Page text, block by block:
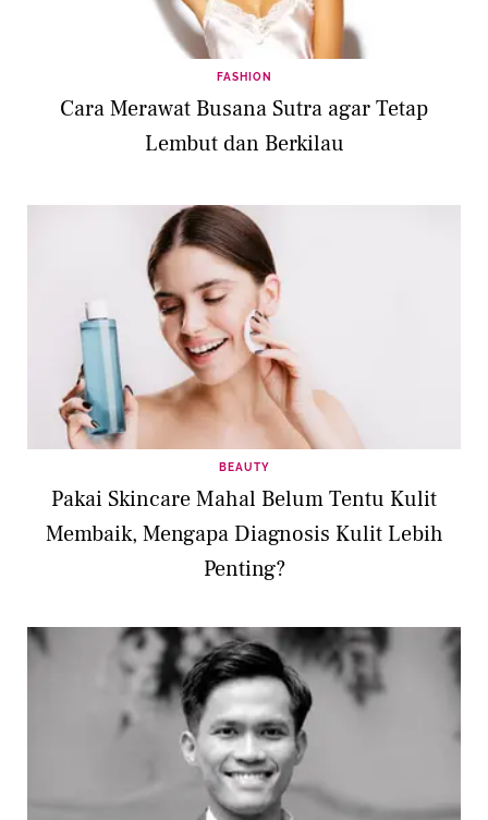
FASHION
Cara Merawat Busana Sutra agar Tetap
Lembut dan Berkilau
BEAUTY
Pakai Skincare Mahal Belum Tentu Kulit
Membaik, Mengapa Diagnosis Kulit Lebih
Penting?